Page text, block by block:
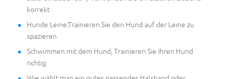
korrekt
Hunde Leine:Trainieren Sie den Hund auf der Leine zu
spazieren
Schwimmen mit dem Hund, Trainieren Sie Ihren Hund
richtig